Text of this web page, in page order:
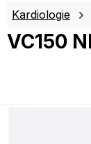
Kardiologie
VC150